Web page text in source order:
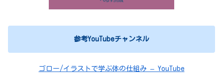
参考YouTubeチャンネル
ゴロー/イラストで学ぶ体の仕組み – YouTube